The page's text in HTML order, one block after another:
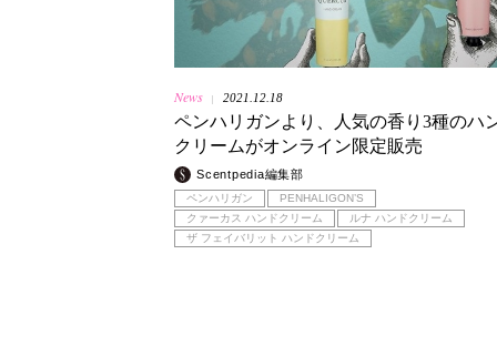
News 2021.12.18
ペンハリガンより、人気の香り3種のハ
クリームがオンライン限定販売
Scentpedia編集部
ペンハリガン
PENHALIGON’S
クァーカス ハンドクリーム
ルナ ハンドクリーム
ザ フェイバリット ハンドクリーム